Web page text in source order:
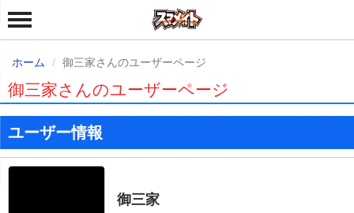
ホーム 御三家さんのユーザーページ
御三家さんのユーザーページ
ユーザー情報
御三家